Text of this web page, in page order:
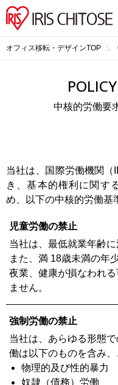
オフィス移転・デザインTOP
中核的労働要
当社は、国際労働機関
き、基本的権利に関す
め、以下の中核的労働基
児童労働の禁止
当社は、最低就業年齢
また、満 18歳未満の年
夜業、健康が損なわれ
ません。
強制労働の禁止
当社は、あらゆる形態
働は以下のものを含み、
物理的及び性的暴力
奴隷（債務）労働